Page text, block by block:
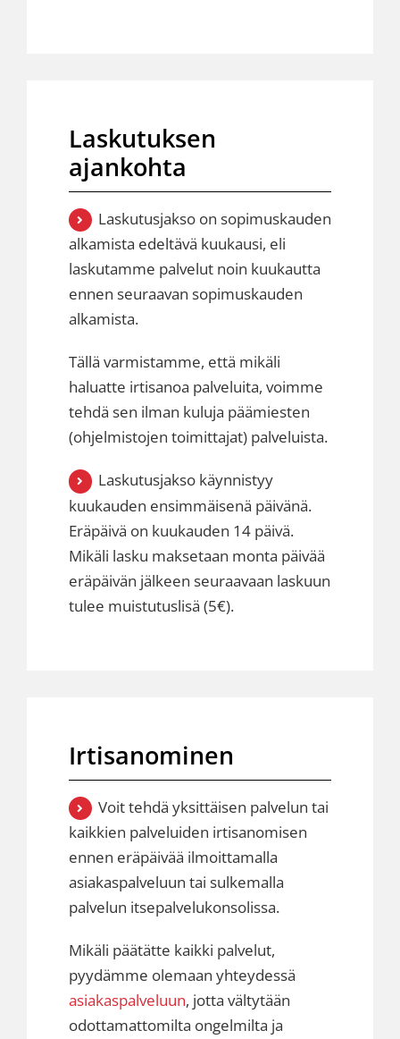
Laskutuksen
ajankohta
Laskutusjakso on sopimuskauden
alkamista edeltävä kuukausi, eli
laskutamme palvelut noin kuukautta
ennen seuraavan sopimuskauden
alkamista.
Tällä varmistamme, että mikäli
haluatte irtisanoa palveluita, voimme
tehdä sen ilman kuluja päämiesten
(ohjelmistojen toimittajat) palveluista.
Laskutusjakso käynnistyy
kuukauden ensimmäisenä päivänä.
Eräpäivä on kuukauden 14 päivä.
Mikäli lasku maksetaan monta päivää
eräpäivän jälkeen seuraavaan laskuun
tulee muistutuslisä (5€).
Irtisanominen
Voit tehdä yksittäisen palvelun tai
kaikkien palveluiden irtisanomisen
ennen eräpäivää ilmoittamalla
asiakaspalveluun tai sulkemalla
palvelun itsepalvelukonsolissa.
Mikäli päätätte kaikki palvelut,
pyydämme olemaan yhteydessä
asiakaspalveluun, jotta vältytään
odottamattomilta ongelmilta ja